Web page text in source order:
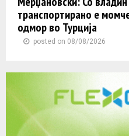
транспортиранo e
одмор во Турција
posted on 08/08/2026